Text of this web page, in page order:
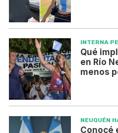
INTERNA
Qué
en Río
menos
NEUQUÉN
Conocé